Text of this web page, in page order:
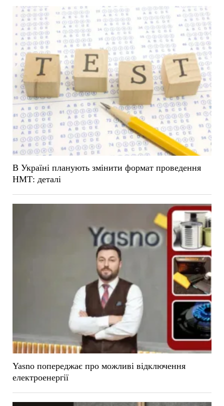
В Україні планують змінити формат проведення
НМТ: деталі
Yasno попереджає про можливі відключення
електроенергії